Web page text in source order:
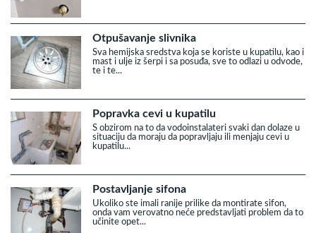
Otpušavanje slivnika
Sva hemijska sredstva koja se koriste u kupatilu, kao i
mast i ulje iz šerpi i sa posuđa, sve to odlazi u odvode,
te i te...
Popravka cevi u kupatilu
S obzirom na to da vodoinstalateri svaki dan dolaze u
situaciju da moraju da popravljaju ili menjaju cevi u
kupatilu...
Postavljanje sifona
Ukoliko ste imali ranije prilike da montirate sifon,
onda vam verovatno neće predstavljati problem da to
učinite opet...